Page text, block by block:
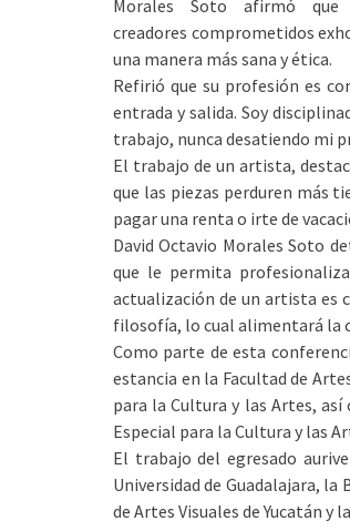
Morales Soto afirmó que
creadores comprometidos
una manera más sana y ética.
Refirió que su profesión es
entrada y salida. Soy
trabajo, nunca desatiendo mi
El trabajo de un artista,
que las piezas perduren más
pagar una renta o irte de
David Octavio Morales Soto
que le permita
actualización de un artista es
filosofía, lo cual alimentará la
Como parte de esta
estancia en la Facultad de
para la Cultura y las Artes,
Especial para la Cultura y las
El trabajo del egresado
Universidad de Guadalajara,
de Artes Visuales de Yucatán y